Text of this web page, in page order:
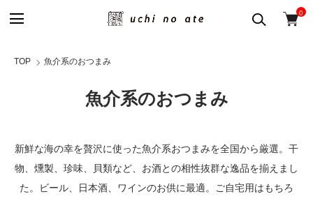
0
TOP 魚介系のおつまみ
魚介系のおつまみ
新鮮な海の幸を贅沢に使った魚介系おつまみを全国から厳選。干
物、燻製、珍味、貝類など、お酒との相性抜群な逸品を揃えまし
た。ビール、日本酒、ワインのお供に最適。ご自宅用はもちろ